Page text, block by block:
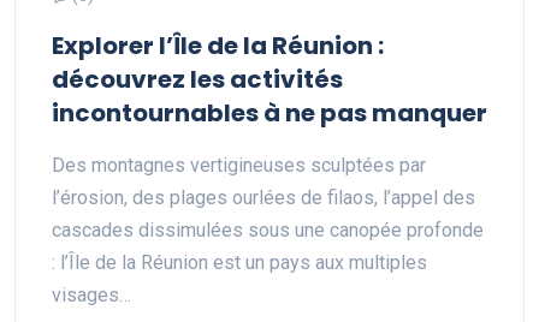
Explorer l’Île de la Réunion :
découvrez les activités
incontournables à ne pas manquer
Des montagnes vertigineuses sculptées par
l’érosion, des plages ourlées de filaos, l’appel des
cascades dissimulées sous une canopée profonde
: l’Île de la Réunion est un pays aux multiples
visages…